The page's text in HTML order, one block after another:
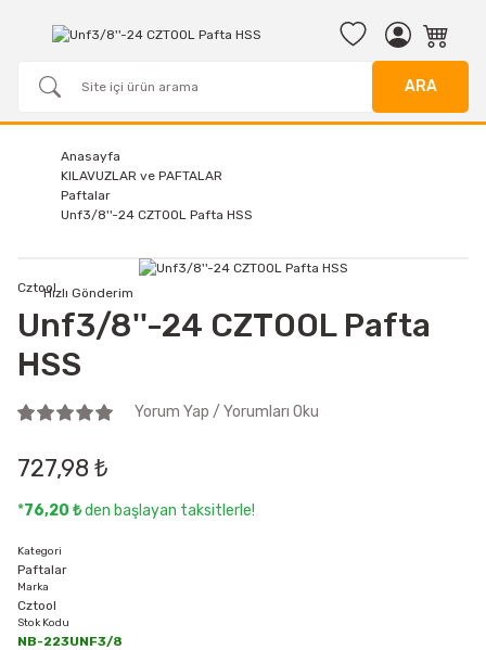
ARA
Anasayfa
KILAVUZLAR ve PAFTALAR
Paftalar
Unf3/8''-24 CZTOOL Pafta HSS
Hızlı Gönderim
Cztool
Unf3/8''-24 CZTOOL Pafta
HSS
Yorum Yap / Yorumları Oku
727,98 ₺
*76,20 ₺den başlayan taksitlerle!
Kategori
Paftalar
Marka
Cztool
Stok Kodu
NB-223UNF3/8